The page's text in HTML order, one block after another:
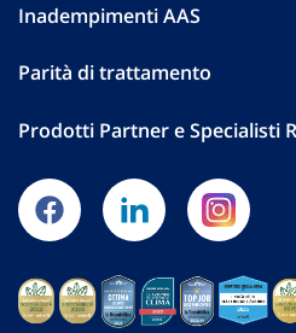
Inadempimenti AAS
Parità di trattamento
Prodotti Partner e Specialisti